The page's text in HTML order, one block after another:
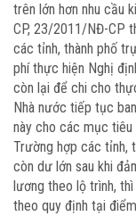
trên lớn hơn nhu cầu
CP, 23/2011/NĐ-CP
các tỉnh, thành phố
phí thực hiện Nghị
còn lại để chi cho
Nhà nước tiếp tục
này cho các mục tiêu
Trường hợp các tỉnh,
còn dư lớn sau khi
lương theo lộ trình,
theo quy định tại